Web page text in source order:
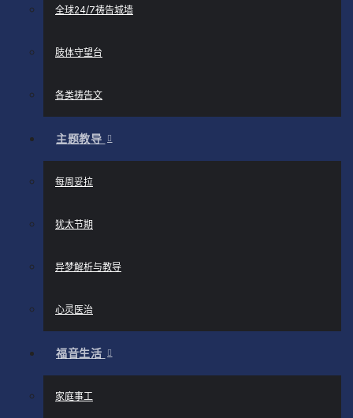
全球24/7祷告城墙
肢体守望台
各类祷告文
主题教导
每周妥拉
犹太节期
异梦解析与教导
心灵医治
福音生活
家庭事工